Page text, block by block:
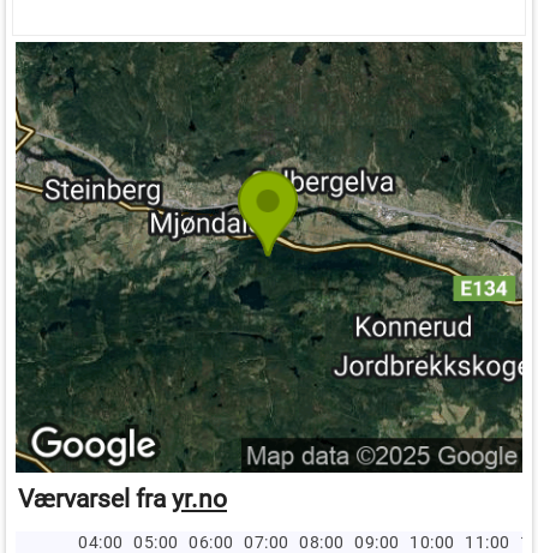
Værvarsel fra yr.no
04:00 05:00 06:00 07:00 08:00 09:00 10:00 11:00